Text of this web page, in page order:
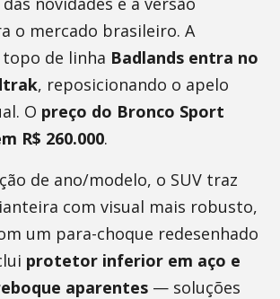
o mercado brasileiro. A
de linha Badlands entra no
, reposicionando o apelo
O preço do Bronco Sport
R$ 260.000.
de ano/modelo, o SUV traz
com visual mais robusto,
um para-choque redesenhado
protetor inferior em aço e
aparentes — soluções